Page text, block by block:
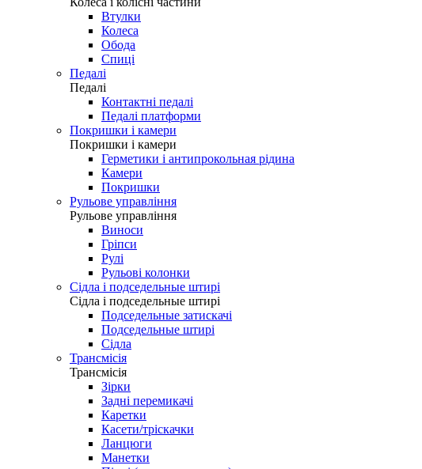
Втулки
Колеса
Обода
Спиці
Педалі
Педалі
Контактні педалі
Педалі платформи
Покришки і камери
Покришки і камери
Герметики і антипрокольная рідина
Камери
Покришки
Рульове управління
Рульове управління
Виноси
Гріпси
Рулі
Рульові колонки
Сідла і подседельные штирі
Сідла і подседельные штирі
Подседельные затискачі
Подседельные штирі
Сідла
Трансмісія
Трансмісія
Зірки
Задні перемикачі
Каретки
Касети/тріскачки
Ланцюги
Манетки